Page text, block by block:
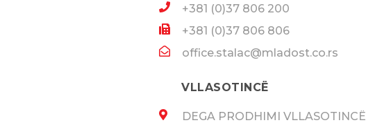
+381 (0)37 806 200
+381 (0)37 806 806
office.stalac@mladost.co.rs
VLLASOTINCË
DEGA PRODHIMI VLLASOTINCË